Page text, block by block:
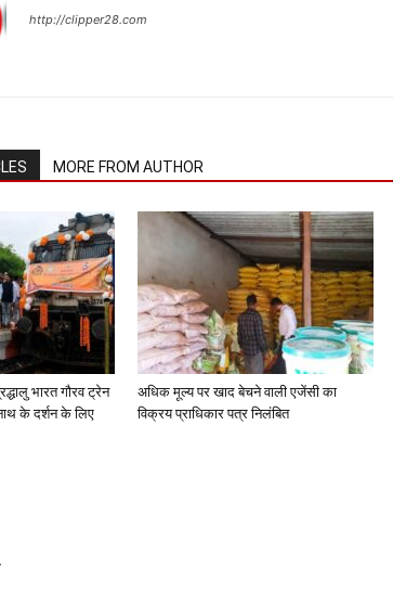
http://clipper28.com
MORE FROM AUTHOR
भारत गौरव ट्रेन
के दर्शन के लिए
अधिक मूल्य पर खाद बेचने वाली एजेंसी का
विक्रय प्राधिकार पत्र निलंबित